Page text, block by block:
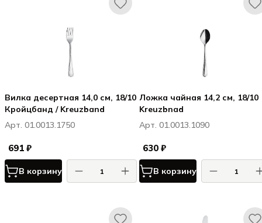
Вилка десертная 14,0 см, 18/10
Кройцбанд / Kreuzband
Арт. 01.0013.1750
691 ₽
В корзину
Ложка чайная 14,2 см, 18/10
Kreuzbnad
Арт. 01.0013.1090
630 ₽
В корзину